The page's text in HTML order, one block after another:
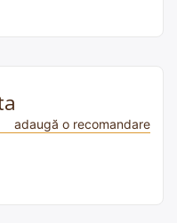
adaugă o recomandare